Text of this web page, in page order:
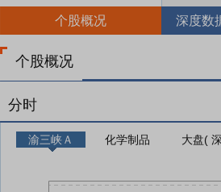
个股概况 深度数
个股概况
分时
渝三峡Ａ 化学制品 大盘(